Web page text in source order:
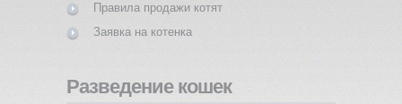
Правила продажи котят
Заявка на котенка
Разведение кошек